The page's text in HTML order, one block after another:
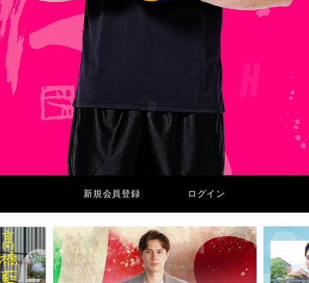
新規会員登録 ログイン